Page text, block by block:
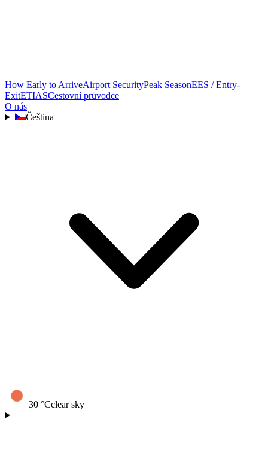
How Early to ArriveAirport SecurityPeak SeasonEES / Entry-
ExitETIASCestovní průvodce
O nás
Čeština
30 °Cclear sky